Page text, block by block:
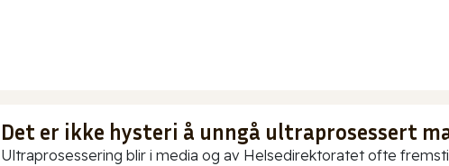
Det er ikke hysteri å unngå ultraprosessert
Ultraprosessering blir i media og av Helsedirektoratet ofte